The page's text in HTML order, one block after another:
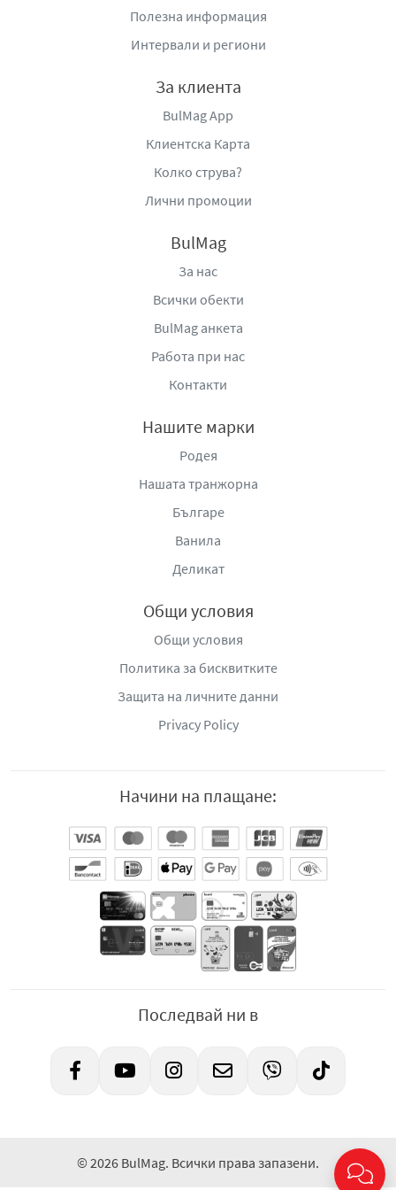
Полезна информация
Интервали и региони
За клиента
BulMag App
Клиентска Карта
Колко струва?
Лични промоции
BulMag
За нас
Всички обекти
BulMag анкета
Работа при нас
Контакти
Нашите марки
Родея
Нашата транжорна
Българе
Ванила
Деликат
Общи условия
Общи условия
Политика за бисквитките
Защита на личните данни
Privacy Policy
Начини на плащане:
Последвай ни в
© 2026 BulMag. Всички права запазени.